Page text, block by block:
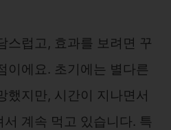
스럽고, 효과를 보려면 꾸
이에요. 초기에는 별다른
했지만, 시간이 지나면서
계속 먹고 있습니다. 특